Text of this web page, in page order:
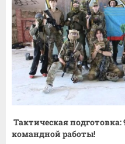
Тактическая подготовка:
командной работы!